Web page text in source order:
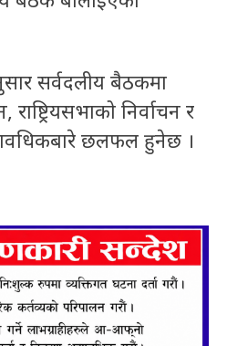
सर्वदलीय बैठकमा
निर्वाचन र
छलफल हुनेछ ।